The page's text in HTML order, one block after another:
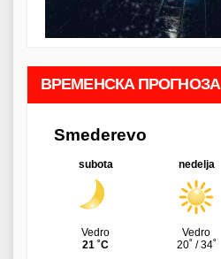
ВРЕМЕНСКА ПРОГНОЗА